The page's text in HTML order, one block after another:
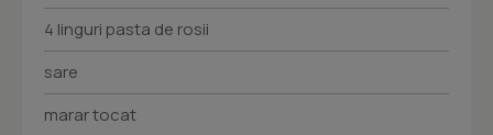
4 linguri pasta de rosii
sare
marar tocat